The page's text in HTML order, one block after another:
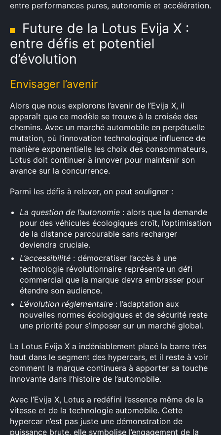
entre performances pures, autonomie et accélération.
Future de la Lotus Evija X :
entre défis et potentiel
d’évolution
Envisager l’avenir
Alors que nous explorons l’avenir de l’Evija X, il
apparaît que ce modèle se trouve à la croisée des
chemins. Avec un marché automobile en perpétuelle
mutation, où l’innovation technologique influence de
manière exponentielle les choix des consommateurs,
Lotus doit continuer à innover pour maintenir son
avance sur la concurrence.
Parmi les défis à relever, on peut souligner :
La question de l’autonomie : alors que la demande
pour des véhicules écologiques croît, l’optimisation
de la distance parcourable sans recharger
deviendra cruciale.
L’accessibilité : démocratiser l’accès à une
technologie révolutionnaire représente un défi
commercial que la marque devra embrasser pour
étendre son audience.
L’évolution réglementaire : l’adaptation aux
nouvelles normes écologiques et de sécurité reste
une priorité pour s’imposer sur un marché global.
La Lotus Evija X a indéniablement placé la barre très
haut dans le segment des hypercars, et il reste à voir
comment la marque continuera à apporter sa touche
innovante dans l’histoire de l’automobile.
Avec l’Evija X, Lotus a redéfini l’essence même de la
vitesse et de la technologie automobile. Cette
hypercar n’est pas juste une démonstration de
puissance brute, elle symbolise l’engagement de la